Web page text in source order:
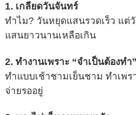
1. เกลียดวันจันทร์
ทำไม? วันหยุดแสนรวดเร็ว แต่
แสนยาวนานเหลือเกิน
2. ทำงานเพราะ “จำเป็นต้องทำ”
ทำแบบเช้าชามเย็นชาม ทำเพร
จ่ายรออยู่